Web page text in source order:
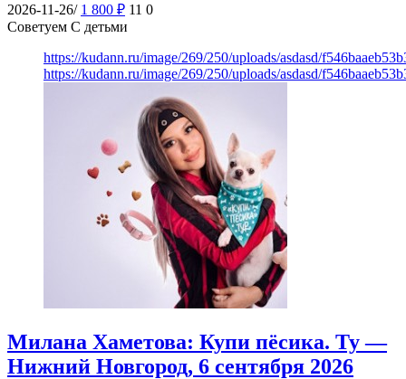
2026-11-26/ 1 800 ₽ 11 0
Советуем С детьми
https://kudann.ru/image/269/250/uploads/asdasd/
https://kudann.ru/image/269/250/uploads/asdasd/
Милана Хаметова: Купи пёсика. Ту —
Нижний Новгород, 6 сентября 2026